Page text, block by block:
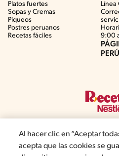
Platos fuertes
Sopas y Cremas
Piqueos
Postres peruanos
Recetas fáciles
Línea
9:00
Al hacer clic en “Aceptar
acepta que las cookies se